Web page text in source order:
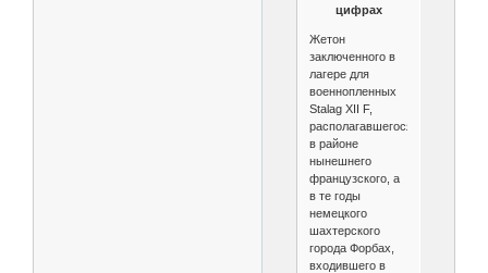
цифрах
Жетон
заключенного в
лагере для
военнопленных
Stalag XII F,
располагавшегося
в районе
нынешнего
французского, а
в те годы
немецкого
шахтерского
города Форбах,
входившего в